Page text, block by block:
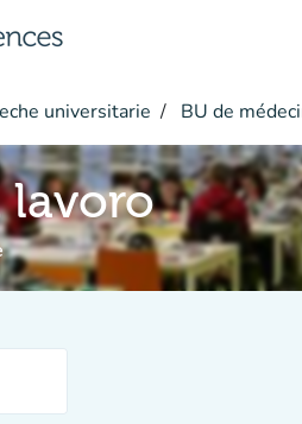
universitarie BU de
lavoro